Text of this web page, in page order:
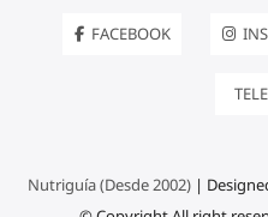
FACEBOOK
Nutriguía (Desde 2002)|